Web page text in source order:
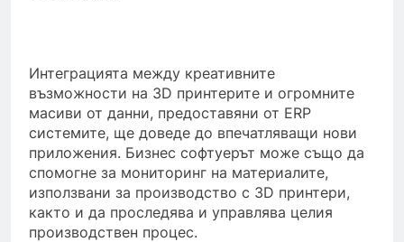
Интеграцията между креативните
възможности на 3D принтерите и огромните
масиви от данни, предоставяни от ERP
системите, ще доведе до впечатляващи нови
приложения. Бизнес софтуерът може също да
спомогне за мониторинг на материалите,
използвани за производство с 3D принтери,
както и да проследява и управлява целия
производствен процес.